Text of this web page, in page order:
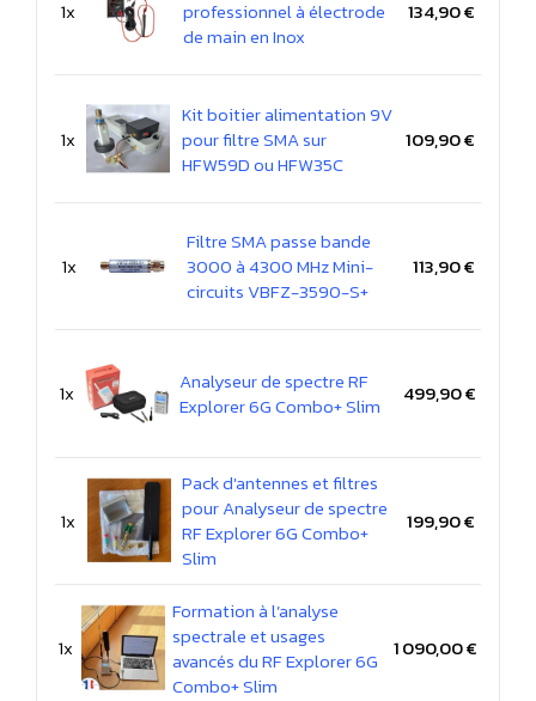
1x
professionnel à électrode
de main en Inox
134,90 €
1x
Kit boitier alimentation 9V
pour filtre SMA sur
HFW59D ou HFW35C
109,90 €
1x
Filtre SMA passe bande
3000 à 4300 MHz Mini-
circuits VBFZ-3590-S+
113,90 €
1x
Analyseur de spectre RF
Explorer 6G Combo+ Slim
499,90 €
1x
Pack d'antennes et filtres
pour Analyseur de spectre
RF Explorer 6G Combo+
Slim
199,90 €
1x
Formation à l’analyse
spectrale et usages
avancés du RF Explorer 6G
Combo+ Slim
1 090,00 €